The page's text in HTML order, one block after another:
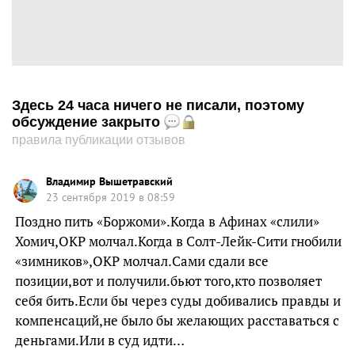
Здесь 24 часа ничего не писали, поэтому
обсуждение закрыто
правила публикации отзывов
Владимир Вышетравский
23 сентября 2019 в 08:59
Поздно пить «Боржоми».Когда в Афинах «слили»
Хомич,ОКР молчал.Когда в Солт-Лейк-Сити гнобили
«зимников»,ОКР молчал.Сами сдали все
позиции,вот и получили.бьют того,кто позволяет
себя бить.Если бы через суды добивались правды и
компенсаций,не было бы желающих расставаться с
деньгами.Или в суд идти…